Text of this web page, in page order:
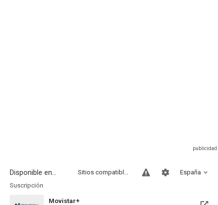
Disponible en... España
Sitios compatibles
Suscripción
Movistar+